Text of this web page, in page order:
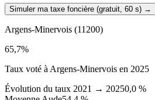
Simuler ma taxe foncière (gratuit, 60 s) →
Argens-Minervois (11200)
65,7%
Taux voté à Argens-Minervois en 2025
Évolution du taux 2021 → 20250,0 %